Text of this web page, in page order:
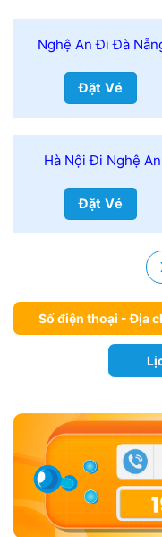
Nghệ An Đi Đà
Đặt Vé
Hà Nội Đi Nghệ An
Đặt Vé
Số điện thoại - Địa